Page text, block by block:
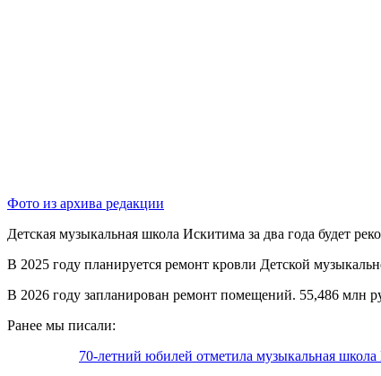
Фото из архива редакции
Детская музыкальная школа Искитима за два года будет
В 2025 году планируется ремонт кровли Детской
В 2026 году запланирован ремонт помещений. 55,486 млн
Ранее мы писали:
70-летний юбилей отметила музыкальная